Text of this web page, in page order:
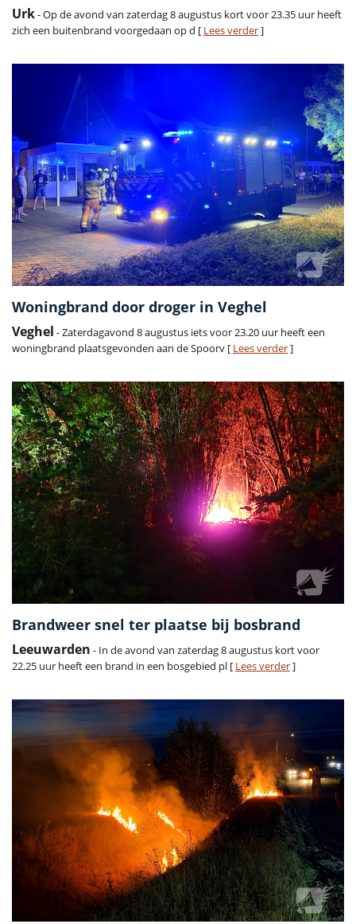
Urk- Op de avond van zaterdag 8 augustus kort voor 23.35 uur heeft
zich een buitenbrand voorgedaan op d [ Lees verder]
Woningbrand door droger in Veghel
Veghel - Zaterdagavond 8 augustus iets voor 23.20 uur heeft een
woningbrand plaatsgevonden aan de Spoorv [ Lees verder]
Brandweer snel ter plaatse bij bosbrand
Leeuwarden - In de avond van zaterdag 8 augustus kort voor
22.25 uur heeft een brand in een bosgebied pl [ Lees verder]